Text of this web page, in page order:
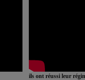
ils ont réussi leur